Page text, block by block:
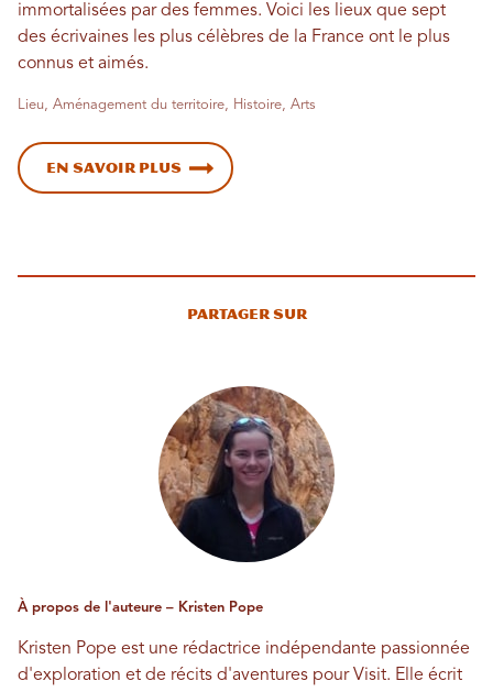
immortalisées par des femmes. Voici les lieux que sept
des écrivaines les plus célèbres de la France ont le plus
connus et aimés.
Lieu, Aménagement du territoire, Histoire, Arts
En savoir plus
Partager sur
À propos de l'auteure – Kristen Pope
Kristen Pope est une rédactrice indépendante passionnée
d'exploration et de récits d'aventures pour Visit. Elle écrit